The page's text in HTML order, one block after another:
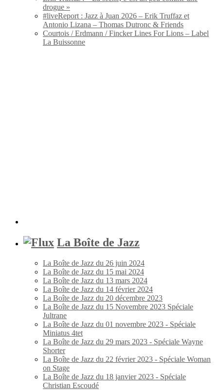
drogue »
#liveReport : Jazz à Juan 2026 – Erik Truffaz et
Antonio Lizana – Thomas Dutronc & Friends
Courtois / Erdmann / Fincker Lines For Lions – Label
La Buissonne
La Boîte de Jazz
La Boîte de Jazz du 26 juin 2024
La Boîte de Jazz du 15 mai 2024
La Boîte de Jazz du 13 mars 2024
La Boîte de Jazz du 14 février 2024
La Boîte de Jazz du 20 décembre 2023
La Boîte de Jazz du 15 Novembre 2023 Spéciale
Jultrane
La Boîte de Jazz du 01 novembre 2023 - Spéciale
Miniatus 4tet
La Boîte de Jazz du 29 mars 2023 - Spéciale Wayne
Shorter
La Boîte de Jazz du 22 février 2023 - Spéciale Woman
on Stage
La Boîte de Jazz du 18 janvier 2023 - Spéciale
Christian Escoudé